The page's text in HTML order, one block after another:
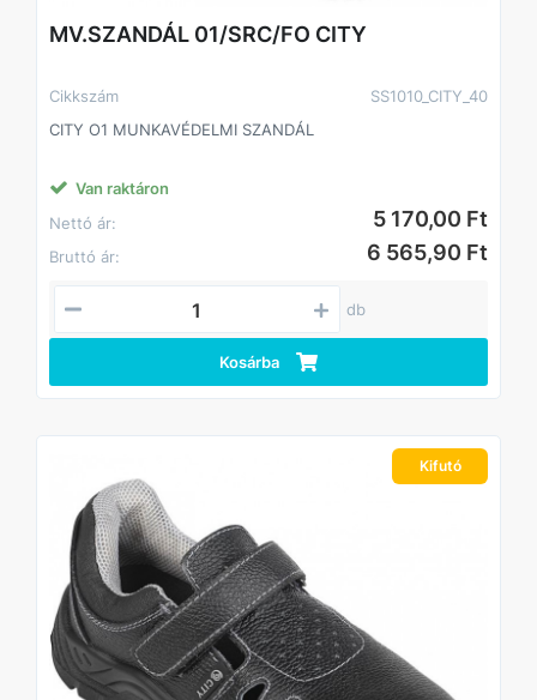
MV.SZANDÁL 01/SRC/FO CITY
Cikkszám
SS1010_CITY_40
CITY O1 MUNKAVÉDELMI SZANDÁL
Van raktáron
Nettó ár:
5 170,00 Ft
Bruttó ár: 6 565,90 Ft
db
Kosárba
Kifutó